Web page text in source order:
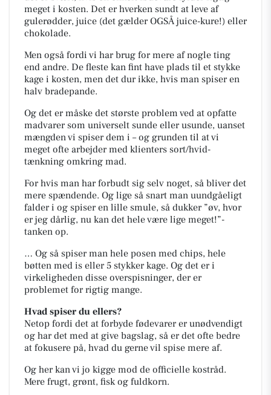
meget i kosten. Det er hverken sundt at leve af
gulerødder, juice (det gælder OGSÅ juice-kure!) eller
chokolade.
Men også fordi vi har brug for mere af nogle ting
end andre. De fleste kan fint have plads til et stykke
kage i kosten, men det dur ikke, hvis man spiser en
halv bradepande.
Og det er måske det største problem ved at opfatte
madvarer som universelt sunde eller usunde, uanset
mængden vi spiser dem i – og grunden til at vi
meget ofte arbejder med klienters sort/hvid-
tænkning omkring mad.
For hvis man har forbudt sig selv noget, så bliver det
mere spændende. Og lige så snart man uundgåeligt
falder i og spiser en lille smule, så dukker ”øv, hvor
er jeg dårlig, nu kan det hele være lige meget!”-
tanken op.
… Og så spiser man hele posen med chips, hele
bøtten med is eller 5 stykker kage. Og det er i
virkeligheden disse overspisninger, der er
problemet for rigtig mange.
Hvad spiser du ellers?
Netop fordi det at forbyde fødevarer er unødvendigt
og har det med at give bagslag, så er det ofte bedre
at fokusere på, hvad du gerne vil spise mere af.
Og her kan vi jo kigge mod de officielle kostråd.
Mere frugt, grønt, fisk og fuldkorn.